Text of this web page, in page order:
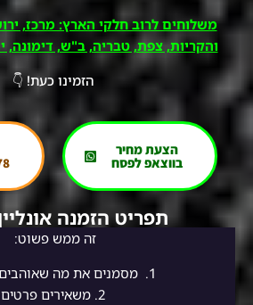
משלוחים לרוב חלקי הארץ: מרכז,
והקריות, צפת, טבריה, ב"ש, דימונה,
הזמינו כעת! 👇
הצעת מחיר
בווצאפ לפסח
תפריט הזמנה
זה ממש פשוט:
1.
מסמנים את מה
2. משאירים פרטים